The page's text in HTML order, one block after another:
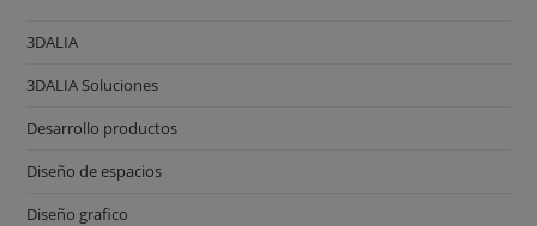
3DALIA
3DALIA Soluciones
Desarrollo productos
Diseño de espacios
Diseño grafico